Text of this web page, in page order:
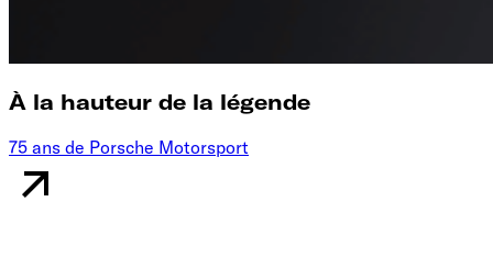
À la hauteur de la légende
75 ans de Porsche Motorsport